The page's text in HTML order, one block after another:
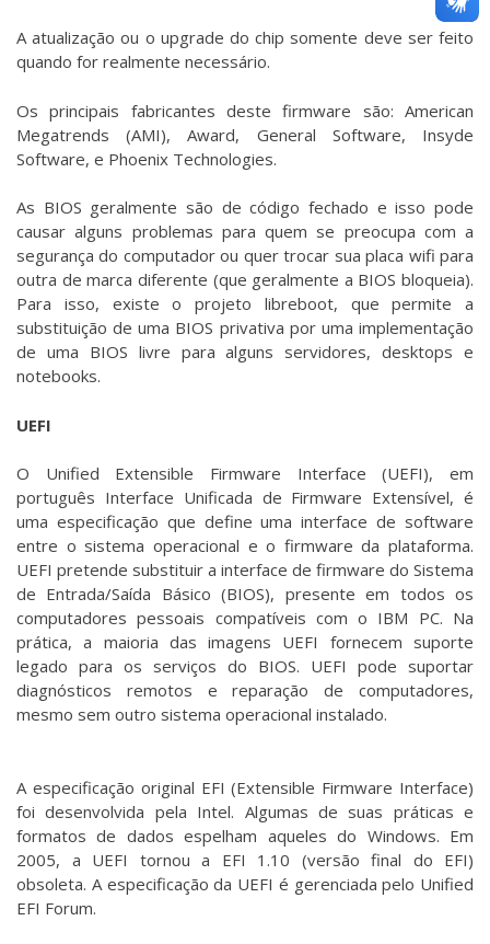
A atualização ou o upgrade do chip somente deve ser feito
quando for realmente necessário.
Os principais fabricantes deste firmware são: American
Megatrends (AMI), Award, General Software, Insyde
Software, e Phoenix Technologies.
As BIOS geralmente são de código fechado e isso pode
causar alguns problemas para quem se preocupa com a
segurança do computador ou quer trocar sua placa wifi para
outra de marca diferente (que geralmente a BIOS bloqueia).
Para isso, existe o projeto libreboot, que permite a
substituição de uma BIOS privativa por uma implementação
de uma BIOS livre para alguns servidores, desktops e
notebooks.
UEFI
O Unified Extensible Firmware Interface (UEFI), em
português Interface Unificada de Firmware Extensível, é
uma especificação que define uma interface de software
entre o sistema operacional e o firmware da plataforma.
UEFI pretende substituir a interface de firmware do Sistema
de Entrada/Saída Básico (BIOS), presente em todos os
computadores pessoais compatíveis com o IBM PC. Na
prática, a maioria das imagens UEFI fornecem suporte
legado para os serviços do BIOS. UEFI pode suportar
diagnósticos remotos e reparação de computadores,
mesmo sem outro sistema operacional instalado.
A especificação original EFI (Extensible Firmware Interface)
foi desenvolvida pela Intel. Algumas de suas práticas e
formatos de dados espelham aqueles do Windows. Em
2005, a UEFI tornou a EFI 1.10 (versão final do EFI)
obsoleta. A especificação da UEFI é gerenciada pelo Unified
EFI Forum.